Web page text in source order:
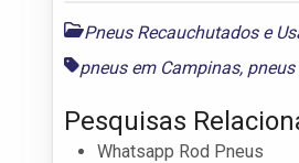
Pneus Recauchutados e
pneus em Campinas,
Pesquisas
Whatsapp Rod Pneus